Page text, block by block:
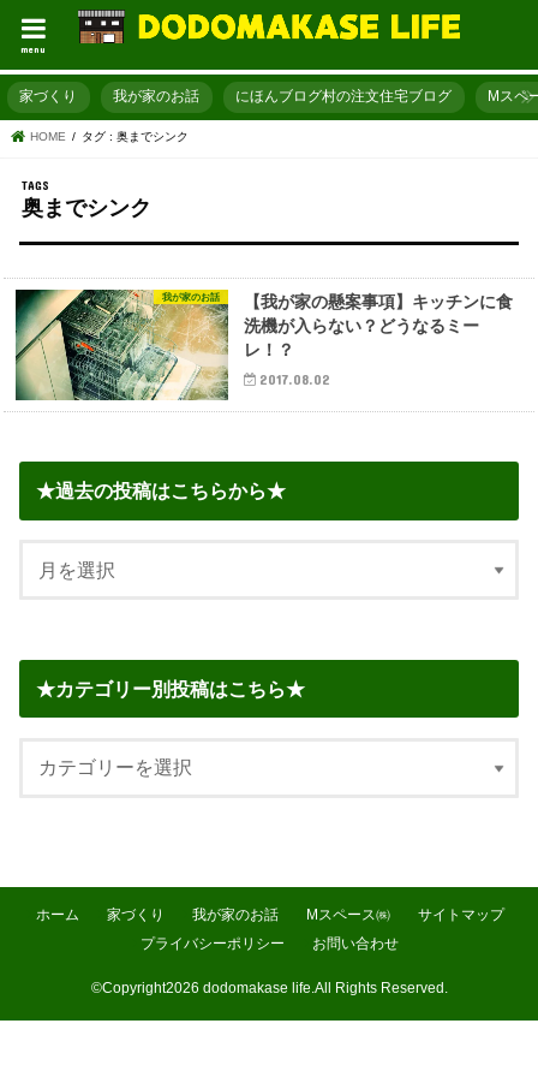
menu
家づくり 我が家のお話 にほんブログ村の注文住宅ブログ Mスペ
HOME タグ : 奥までシンク
奥までシンク
我が家のお話
【我が家の懸案事項】キッチンに食
洗機が入らない？どうなるミー
レ！？
2017.08.02
★過去の投稿はこちらから★
★カテゴリー別投稿はこちら★
ホーム 家づくり 我が家のお話 Mスペース㈱
サイトマップ
プライバシーポリシー
お問い合わせ
©Copyright2026 dodomakase life .All Rights Reserved.